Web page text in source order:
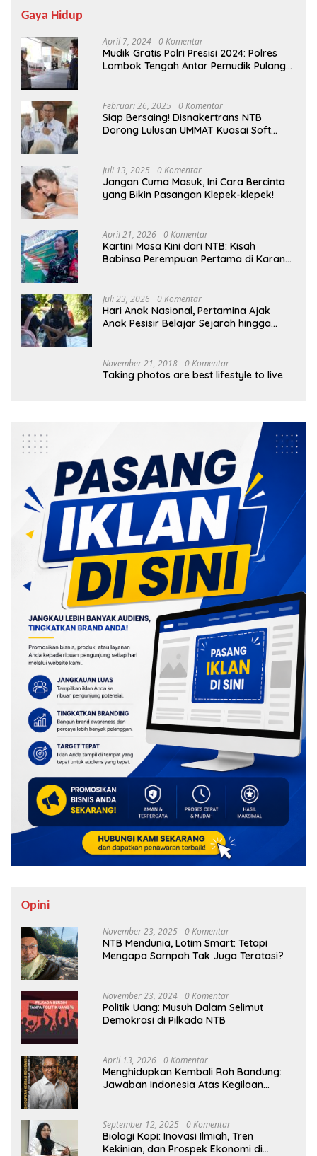
Gaya Hidup
April 7, 2024 0 Komentar
Mudik Gratis Polri Presisi 2024: Polres
Lombok Tengah Antar Pemudik Pulang
Februari 26, 2025 0 Komentar
Siap Bersaing! Disnakertrans NTB
Dorong Lulusan UMMAT Kuasai Soft
Juli 13, 2025 0 Komentar
Jangan Cuma Masuk, Ini Cara Bercinta
yang Bikin Pasangan Klepek-klepek!
April 21, 2026 0 Komentar
Kartini Masa Kini dari NTB: Kisah
Babinsa Perempuan Pertama di Karang
Juli 23, 2026 0 Komentar
Hari Anak Nasional, Pertamina Ajak
Anak Pesisir Belajar Sejarah hingga
November 21, 2018 0 Komentar
Taking photos are best lifestyle to live
Opini
November 23, 2025 0 Komentar
NTB Mendunia, Lotim Smart: Tetapi
Mengapa Sampah Tak Juga Teratasi?
November 23, 2024 0 Komentar
Politik Uang: Musuh Dalam Selimut
Demokrasi di Pilkada NTB
April 13, 2026 0 Komentar
Menghidupkan Kembali Roh Bandung:
Jawaban Indonesia Atas Kegilaan
September 12, 2025 0 Komentar
Biologi Kopi: Inovasi Ilmiah, Tren
Kekinian, dan Prospek Ekonomi di